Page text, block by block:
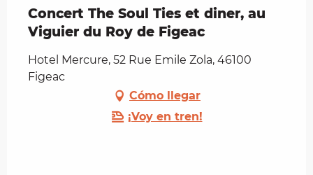
Concert The Soul Ties et diner, au
Viguier du Roy de Figeac
Hotel Mercure, 52 Rue Emile Zola, 46100
Figeac
Cómo llegar
¡Voy en tren!